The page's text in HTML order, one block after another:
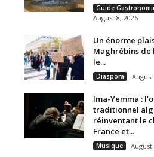
Guide
August 8, 2026
Un énorme
Maghrébins de
le...
Diaspora
Ima-Yemma :
traditionnel
réinventant le
France et...
Musique August